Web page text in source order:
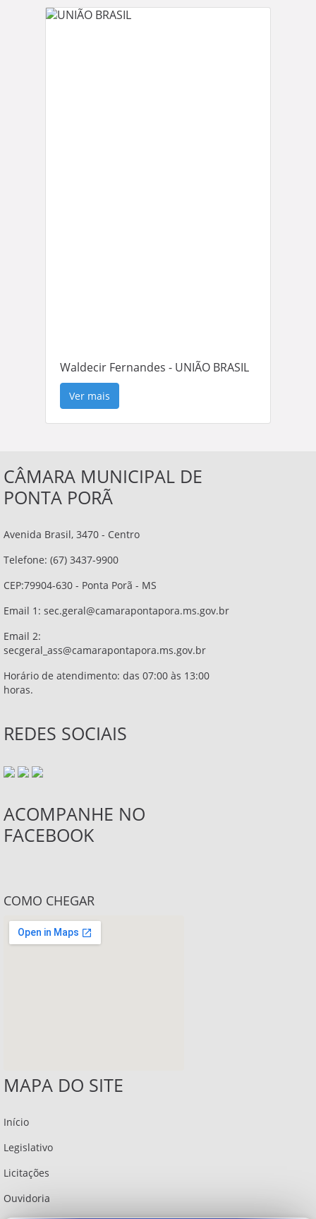
Waldecir Fernandes - UNIÃO BRASIL
Ver mais
CÂMARA MUNICIPAL DE
PONTA PORÃ
Avenida Brasil, 3470 - Centro
Telefone: (67) 3437-9900
CEP:79904-630 - Ponta Porã - MS
Email 1: sec.geral@camarapontapora.ms.gov.br
Email 2:
secgeral_ass@camarapontapora.ms.gov.br
Horário de atendimento: das 07:00 às 13:00
horas.
REDES SOCIAIS
ACOMPANHE NO
FACEBOOK
COMO CHEGAR
MAPA DO SITE
Início
Legislativo
Licitações
Ouvidoria